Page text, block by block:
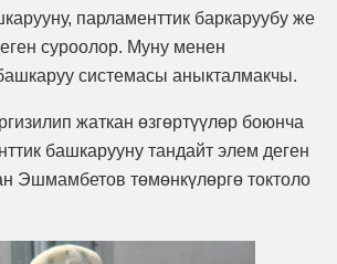
парламенттик баркаруубу же
суроолор. Муну менен
системасы аныкталмакчы.
жаткан өзгөртүүлөр боюнча
башкарууну тандайт элем деген
Эшмамбетов төмөнкүлөргө токтоло